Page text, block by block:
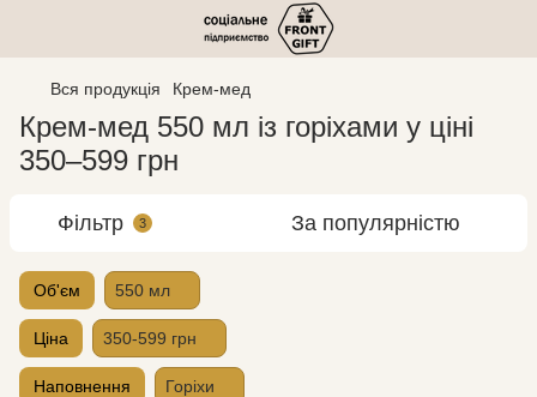
Вся продукція Крем-мед
Крем-мед 550 мл із горіхами у ціні
350–599 грн
Фільтр 3 За популярністю
Об'єм 550 мл
Ціна 350-599 грн
Наповнення Горіхи